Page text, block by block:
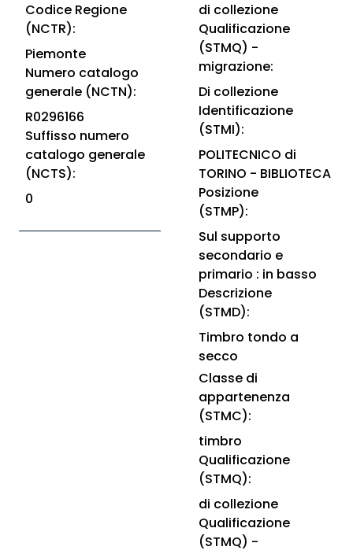
Codice Regione
(NCTR):
Piemonte
Numero catalogo
generale (NCTN):
R0296166
Suffisso numero
catalogo generale
(NCTS):
0
di collezione
Qualificazione
(STMQ) -
migrazione:
Di collezione
Identificazione
(STMI):
POLITECNICO di
TORINO - BIBLIOTECA
Posizione
(STMP):
Sul supporto
secondario e
primario : in basso
Descrizione
(STMD):
Timbro tondo a
secco
Classe di
appartenenza
(STMC):
timbro
Qualificazione
(STMQ):
di collezione
Qualificazione
(STMQ) -